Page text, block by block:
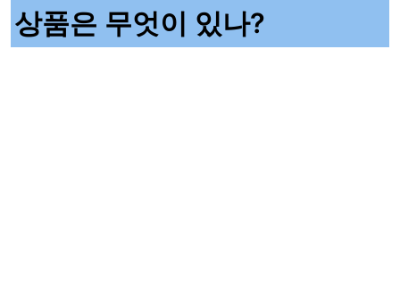
상품은 무엇이 있나?